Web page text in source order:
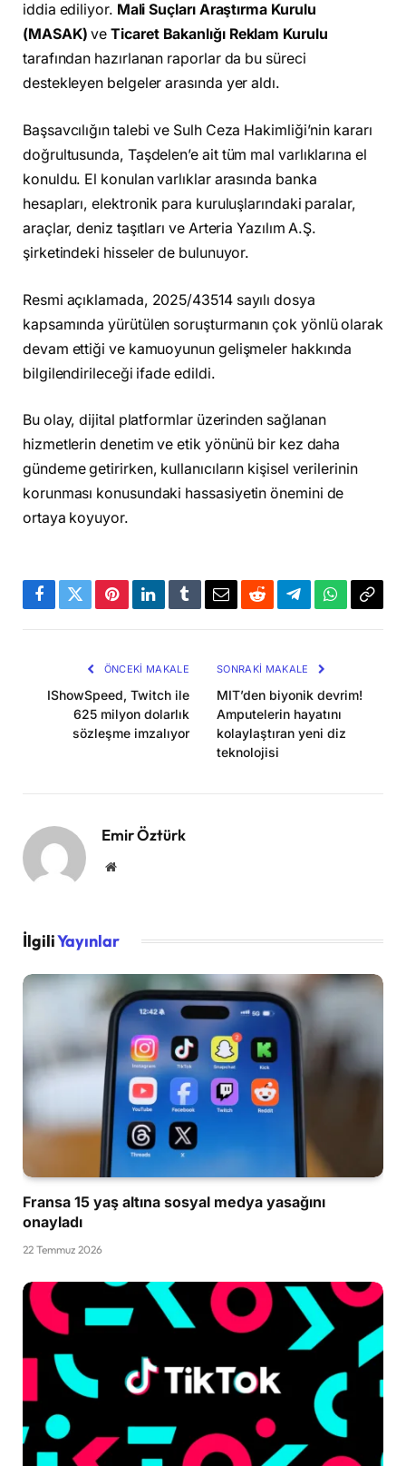
iddia ediliyor. Mali Suçları Araştırma Kurulu
(MASAK) veTicaret Bakanlığı Reklam Kurulu
tarafından hazırlanan raporlar da bu süreci
destekleyen belgeler arasında yer aldı.
Başsavcılığın talebi ve Sulh Ceza Hakimliği’nin kararı
doğrultusunda, Taşdelen’e ait tüm mal varlıklarına el
konuldu. El konulan varlıklar arasında banka
hesapları, elektronik para kuruluşlarındaki paralar,
araçlar, deniz taşıtları ve Arteria Yazılım A.Ş.
şirketindeki hisseler de bulunuyor.
Resmi açıklamada, 2025/43514 sayılı dosya
kapsamında yürütülen soruşturmanın çok yönlü olarak
devam ettiği ve kamuoyunun gelişmeler hakkında
bilgilendirileceği ifade edildi.
Bu olay, dijital platformlar üzerinden sağlanan
hizmetlerin denetim ve etik yönünü bir kez daha
gündeme getirirken, kullanıcıların kişisel verilerinin
korunması konusundaki hassasiyetin önemini de
ortaya koyuyor.
Facebook
TwitterPinterestLinkedInTumblrEmailRedditTelegramWhatsApp
ÖNCEKI MAKALE
IShowSpeed, Twitch ile
625 milyon dolarlık
sözleşme imzalıyor
SONRAKI MAKALE
MIT’den biyonik devrim!
Amputelerin hayatını
kolaylaştıran yeni diz
teknolojisi
Emir Öztürk
Website
İlgiliYayınlar
Fransa 15 yaş altına sosyal medya yasağını
onayladı
22 Temmuz 2026